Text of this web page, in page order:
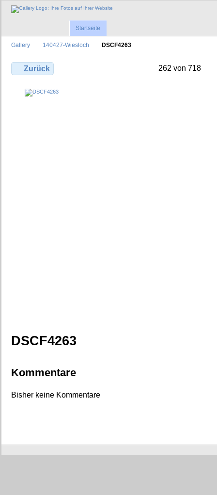
Startseite
Gallery 140427-Wiesloch DSCF4263
Zurück 262 von 718
DSCF4263
Kommentare
Bisher keine Kommentare